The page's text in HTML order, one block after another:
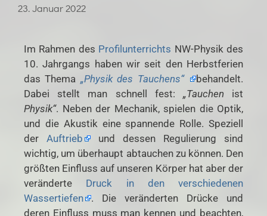
23. Januar 2022
Im Rahmen des Profilunterrichts NW-Physik des
10. Jahrgangs haben wir seit den Herbstferien
das Thema „Physik des Tauchens“
behandelt.
Dabei stellt man schnell fest: „Tauchen ist
Physik“. Neben der Mechanik, spielen die Optik,
und die Akustik eine spannende Rolle. Speziell
der Auftrieb
und dessen Regulierung sind
wichtig, um überhaupt abtauchen zu können. Den
größten Einfluss auf unseren Körper hat aber der
veränderte Druck in den verschiedenen
Wassertiefen
. Die veränderten Drücke und
deren Einfluss muss man kennen und beachten,